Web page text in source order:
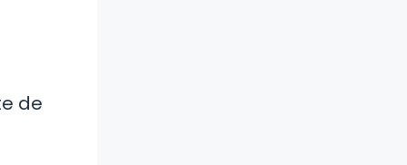
de